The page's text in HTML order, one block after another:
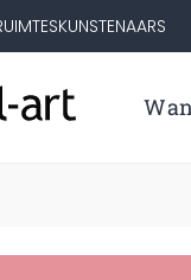
KUNSTENAARS